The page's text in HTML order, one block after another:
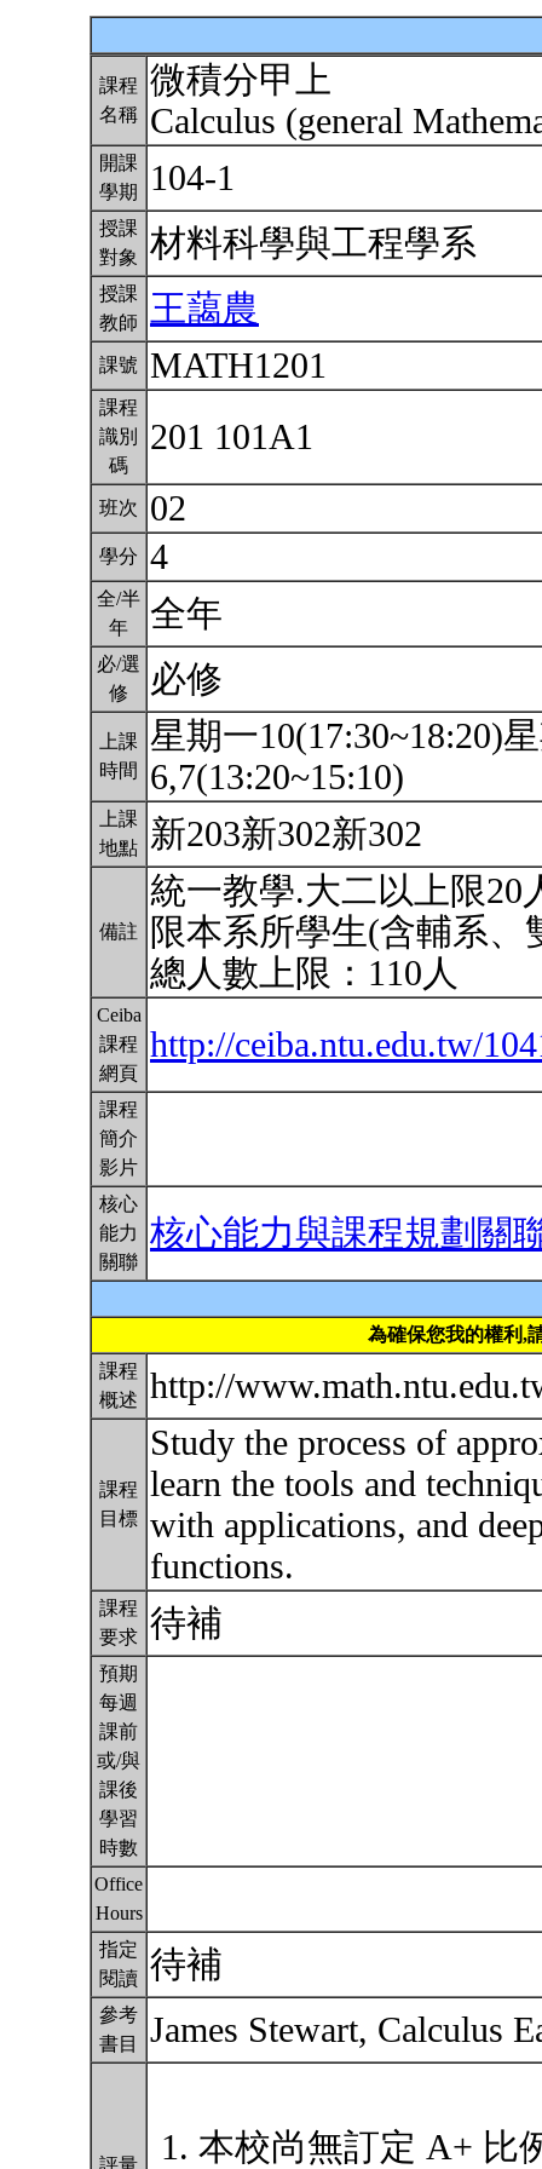
課程
名稱
微積分甲上
Calculus (general
開課
學期
104-1
授課
對象
材料科學與工程學系
授課
教師
王藹農
課號 MATH1201
課程
識別
碼
201 101A1
班次 02
學分 4
全/半
年
全年
必/選
修
必修
上課
時間
星期一10(17:30~18:20)
6,7(13:20~15:10)
上課
地點
新203新302新302
備註
統一教學.大二以上限20
限本系所學生(含輔系、
總人數上限：110人
Ceiba
課程
網頁
http://ceiba.ntu.edu.tw/
課程
簡介
影片
核心
能力
關聯
核心能力與課程規劃關
為確保您我的權利,
課程
概述
http://
課程
目標
Study the process of
learn the tools and
with applications, and
functions.
課程
要求 待補
預期
每週
課前
或/與
課後
學習
時數
Office
Hours
指定
閱讀 待補
參考
書目
James Stewart, Calculus
評量
本校尚無訂定 A+ 比